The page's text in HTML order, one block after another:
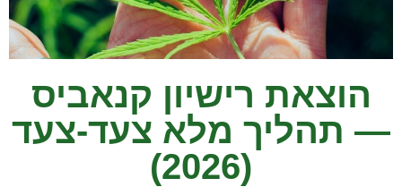
הוצאת רישיון קנאביס
— תהליך מלא צעד-צעד
(2026)